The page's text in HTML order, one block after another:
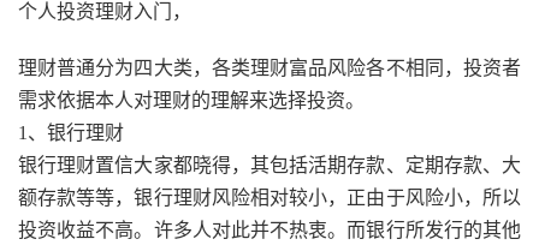
个人投资理财入门，
理财普通分为四大类，各类理财富品风险各不相同，投资者
需求依据本人对理财的理解来选择投资。
1、银行理财
银行理财置信大家都晓得，其包括活期存款、定期存款、大
额存款等等，银行理财风险相对较小，正由于风险小，所以
投资收益不高。许多人对此并不热衷。而银行所发行的其他